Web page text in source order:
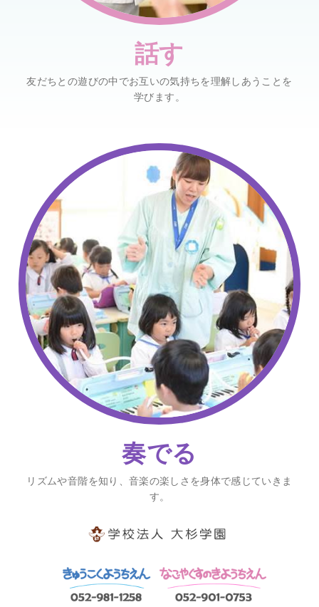
話す
友だちとの遊びの中でお互いの気持ちを理解しあうことを
学びます。
奏でる
リズムや音階を知り、音楽の楽しさを身体で感じていきま
す。